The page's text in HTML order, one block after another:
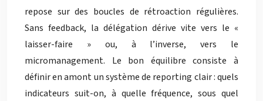
repose sur des boucles de rétroaction régulières.
Sans feedback, la délégation dérive vite vers le «
laisser-faire » ou, à l’inverse, vers le
micromanagement. Le bon équilibre consiste à
définir en amont un système de reporting clair : quels
indicateurs suit-on, à quelle fréquence, sous quel